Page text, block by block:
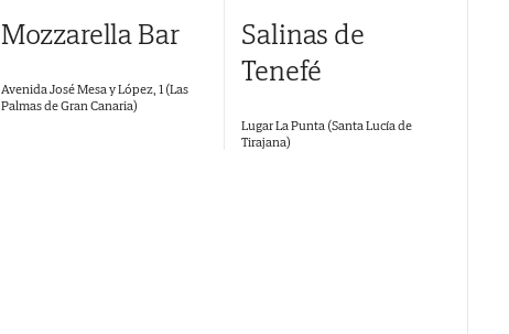
Mozzarella Bar
Avenida José Mesa y López, 1 (Las
Palmas de Gran Canaria)
Salinas de
Tenefé
Lugar La Punta (Santa Lucía de
Tirajana)